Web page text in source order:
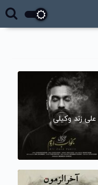
علی زند وکیلی